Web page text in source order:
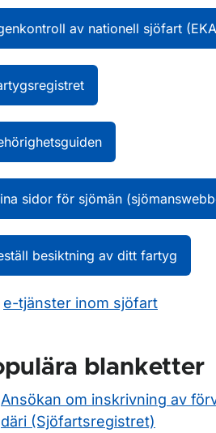
av nationell sjöfart
sidor för sjömän
besiktning av ditt fartyg
e-tjänster inom sjöfart
blanketter
Ansökan om inskrivning av
däri (Sjöfartsregistret)